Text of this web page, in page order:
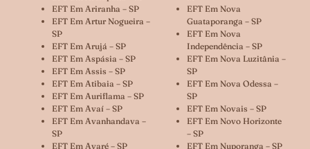
EFT Em Ariranha – SP
EFT Em Artur Nogueira –
SP
EFT Em Arujá – SP
EFT Em Aspásia – SP
EFT Em Assis – SP
EFT Em Atibaia – SP
EFT Em Auriflama – SP
EFT Em Avaí – SP
EFT Em Avanhandava –
SP
EFT Em Avaré – SP
EFT Em Nova
Guataporanga – SP
EFT Em Nova
Independência – SP
EFT Em Nova Luzitânia –
SP
EFT Em Nova Odessa –
SP
EFT Em Novais – SP
EFT Em Novo Horizonte
– SP
EFT Em Nuporanga – SP